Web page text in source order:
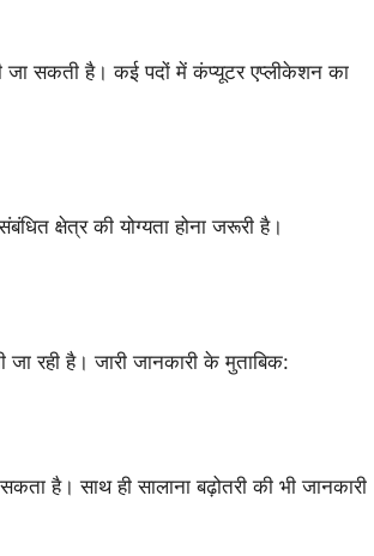
सकती है। कई पदों में कंप्यूटर एप्लीकेशन का
क्षेत्र की योग्यता होना जरूरी है।
रही है। जारी जानकारी के मुताबिक:
है। साथ ही सालाना बढ़ोतरी की भी जानकारी